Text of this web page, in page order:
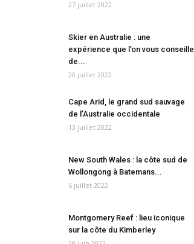
27 juillet 2022
Skier en Australie : une
expérience que l’on vous conseille
de...
20 juillet 2022
Cape Arid, le grand sud sauvage
de l’Australie occidentale
13 juillet 2022
New South Wales : la côte sud de
Wollongong à Batemans...
6 juillet 2022
Montgomery Reef : lieu iconique
sur la côte du Kimberley